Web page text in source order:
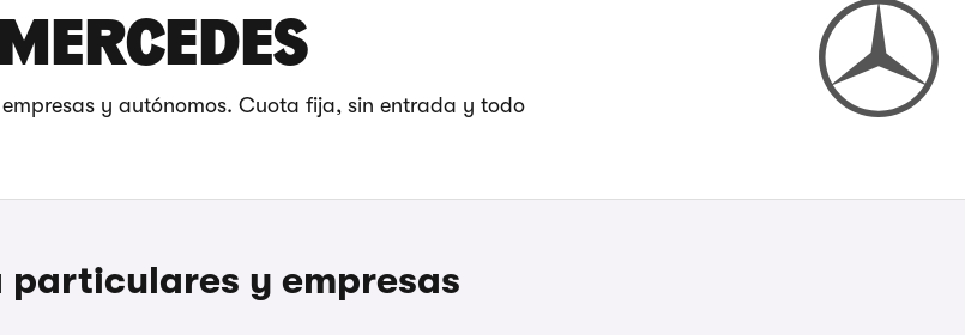
y autónomos. Cuota fija, sin entrada y todo
y empresas